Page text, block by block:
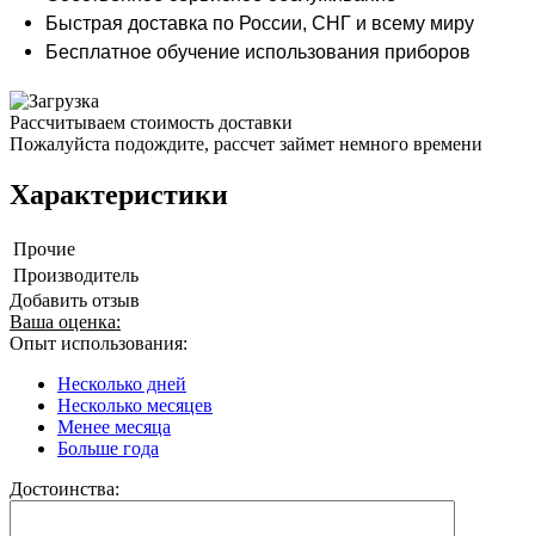
Быстрая доставка по России, СНГ и всему миру
Бесплатное обучение использования приборов
Рассчитываем стоимость доставки
Пожалуйста подождите, рассчет займет немного времени
Характеристики
Прочие
Производитель
Добавить отзыв
Ваша оценка:
Опыт использования:
Несколько дней
Несколько месяцев
Менее месяца
Больше года
Достоинства: